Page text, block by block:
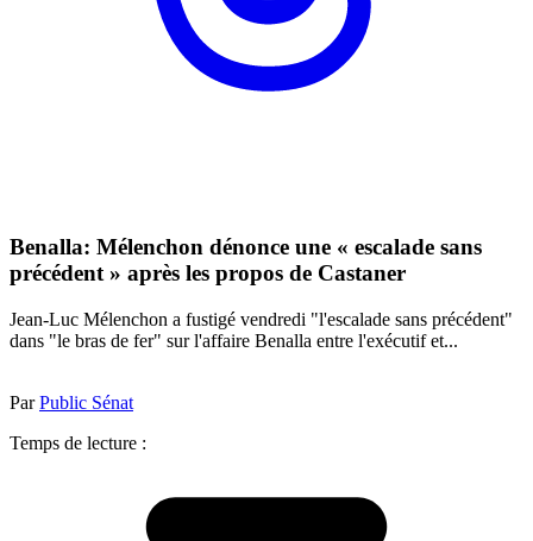
Benalla: Mélenchon dénonce une « escalade sans
précédent » après les propos de Castaner
Jean-Luc Mélenchon a fustigé vendredi "l'escalade sans précédent"
dans "le bras de fer" sur l'affaire Benalla entre l'exécutif et...
ParPublic Sénat
Temps de lecture :